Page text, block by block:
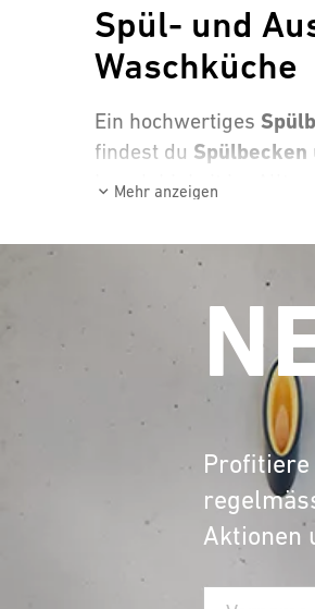
Spül- und
Waschküche
Ein hochwertiges
findest du Spülbecken
Langlebigkeit im Alltag.
Edelstahl-
– ideal für Küche
Ausgussbecken
Belastungen
Ausgussbecken
Werkstatt.
Waschbecken
Entdecke unser
heute und profitiere
Mehr anzeigen
Aktionen